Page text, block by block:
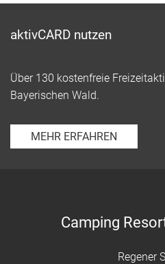
aktivCARD nutzen
Über 130 kostenfreie
Bayerischen Wald.
MEHR ERFAHREN
Camping
Regener